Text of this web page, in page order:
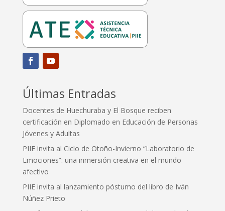
Últimas Entradas
Docentes de Huechuraba y El Bosque reciben
certificación en Diplomado en Educación de Personas
Jóvenes y Adultas
PIIE invita al Ciclo de Otoño-Invierno “Laboratorio de
Emociones”: una inmersión creativa en el mundo
afectivo
PIIE invita al lanzamiento póstumo del libro de Iván
Núñez Prieto